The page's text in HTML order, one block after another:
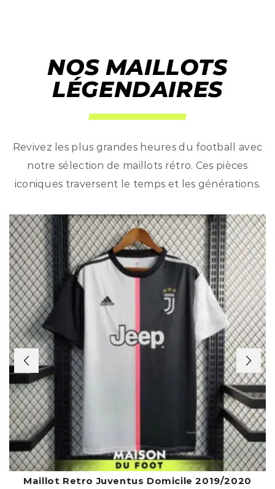
NOS MAILLOTS
LÉGENDAIRES
Revivez les plus grandes heures du football avec
notre sélection de maillots rétro. Ces pièces
iconiques traversent le temps et les générations.
Maillot Retro Juventus Domicile 2019/2020